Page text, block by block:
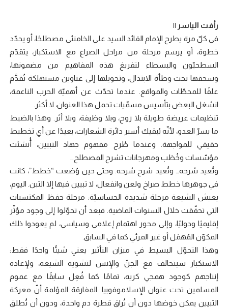
رأفت الياسر ||
في كلّ مرة يطرح الإمام القائد السيد علي الخامنئي مصطلحًا، أو يحدّد
خطوة، أو يرسم مرحلة من مراحل الصراع مع الاستكبار، يتقدّم
السطحيّون والبسطاء لتفريغ هذه المفاهيم من مضمونها،
وسحقها تحت وطأة الابتذال، وتحويلها إلى عناوين مستهلكة تُقدَّم
علفًا للمحطّات والمواقع. عندما تحدّث عن أهميّة الحرب الناعمة،
انشغل البعض بتأسيس مسمّيات تحمل هذا العنوان، لا أكثر.
تنظيمات عريضة طويلة بلا روح، وبلا وظيفة، وبلا أثر. وهذا بالضبط
ما يسرّ العدو، لأنّه يُبقيك أسير دائرة الشعارات، بعيدًا عن أي تخطيط
حقيقي للمواجهة. وعندما طُرح مفهوم جهاد التبيين، أُنشئت
مؤسّسات وخُطَب ومهرجانات تشرح المصطلح…
وتُعيد شرحه… وتُعيد شرح شرحه. وحتى حين وُضعت “خطط”، كانت
في جوهرها خطط صراخ ولعن وانفعال، لا تبيين فيها إلا التبن. اليوم،
يعيش الشيعة مرحلة شديدة الحساسيّة: مرحلة حفظ المكتسبات
التي تحقّقت خلال السنوات الماضية. فبعد أن تحوّلوا إلى وجود مؤثّر
إقليميًا ودوليًا، وإلى محور اهتمام إعلامي وسياسي، لم يعودوا ذلك
المكوّن المُهمَل أو غير المرئي كما في السابق.
وهذا التحوّل البسيط في ميزان التأثير يعني شيئًا واحدًا فقط:
الاستكبار سيتحالف مع الجنّ والإنس لتشويه الشيعة، ولإعادة
إنتاجهم كوجود همجي كريه، تمامًا كما فُعِل سابقًا مع عموم
المسلمين تحت عنوان الإسلاموفوبيا. المفارقة المؤلمة أنّ معركة
التبيين يمكن خوضها دون أن تُراق قطرة دم واحدة، ودون أن تُطلق